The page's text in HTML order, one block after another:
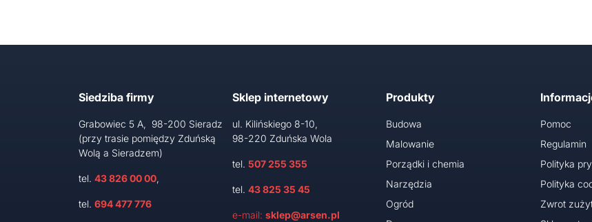
Siedziba firmy
Grabowiec 5 A, 98-200 Sieradz
(przy trasie pomiędzy Zduńską
Wolą a Sieradzem)
tel. 43 826 00 00,
tel. 694 477 776
Sklep internetowy
ul. Kilińskiego 8-10,
98-220 Zduńska Wola
tel.507 255 355
tel.43 825 35 45
e-mail:sklep@arsen.pl
Produkty
Budowa
Malowanie
Porządki i chemia
Narzędzia
Ogród
Pomoc
Regulamin
Polityka
Polityka
Zwrot